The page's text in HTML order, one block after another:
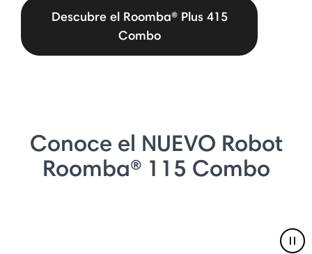
Descubre el Roomba® Plus 415
Combo
Conoce el NUEVO Robot
Roomba® 115 Combo